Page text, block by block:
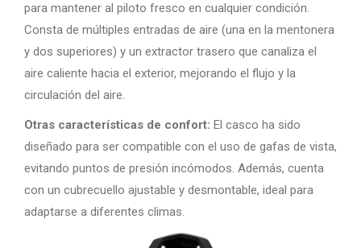
para mantener al piloto fresco en cualquier condición.
Consta de múltiples entradas de aire (una en la mentonera
y dos superiores) y un extractor trasero que canaliza el
aire caliente hacia el exterior, mejorando el flujo y la
circulación del aire.
Otras características de confort: El casco ha sido
diseñado para ser compatible con el uso de gafas de vista,
evitando puntos de presión incómodos. Además, cuenta
con un cubrecuello ajustable y desmontable, ideal para
adaptarse a diferentes climas.